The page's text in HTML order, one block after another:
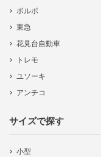
ボルボ
東急
花見台自動車
トレモ
ユソーキ
アンチコ
サイズで探す
小型